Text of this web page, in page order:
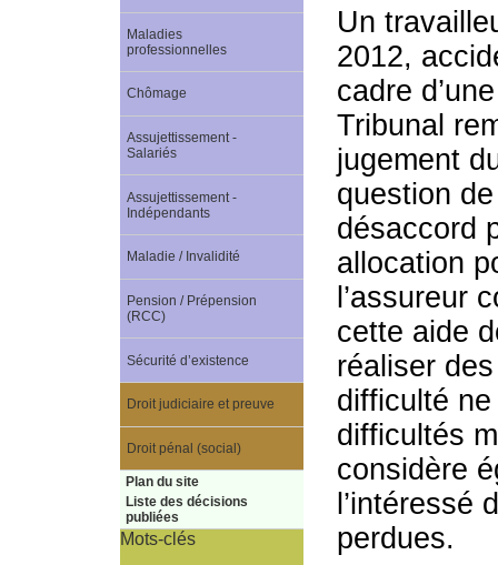
Un
2012,
cadre
Tribunal
jugement
question
désaccord
allocation
l’assureur
cette aide
réaliser
difficulté ne
difficultés
considère
l’intéressé
perdues.
Maladies
professionnelles
Chômage
Assujettissement -
Salariés
Assujettissement -
Indépendants
Maladie / Invalidité
Pension / Prépension
(RCC)
Sécurité d’existence
Droit judiciaire et preuve
Droit pénal (social)
Plan du site
Liste des décisions
publiées
Mots-clés